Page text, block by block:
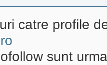
catre profile
sunt